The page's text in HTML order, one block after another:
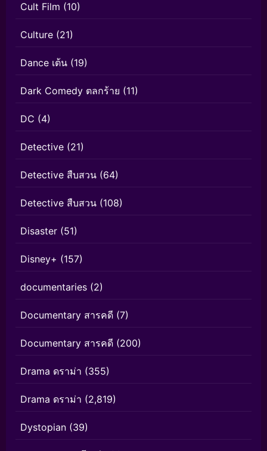
Cult Film (10)
Culture (21)
Dance เต้น (19)
Dark Comedy ตลกร้าย (11)
DC (4)
Detective (21)
Detective สืบสวน (64)
Detective สืบสวน (108)
Disaster (51)
Disney+ (157)
documentaries (2)
Documentary สารคดี (7)
Documentary สารคดี (200)
Drama ดราม่า (355)
Drama ดราม่า (2,819)
Dystopian (39)